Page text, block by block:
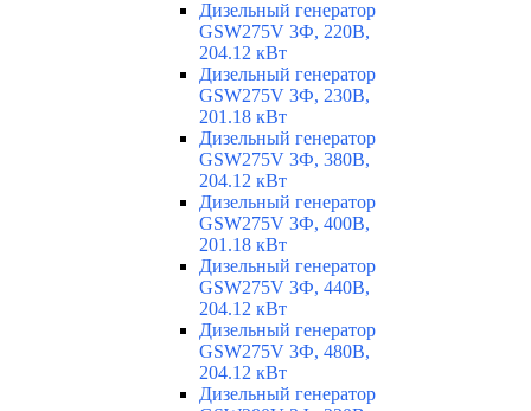
Дизельный генератор
GSW275V 3Ф, 220В,
204.12 кВт
Дизельный генератор
GSW275V 3Ф, 230В,
201.18 кВт
Дизельный генератор
GSW275V 3Ф, 380В,
204.12 кВт
Дизельный генератор
GSW275V 3Ф, 400В,
201.18 кВт
Дизельный генератор
GSW275V 3Ф, 440В,
204.12 кВт
Дизельный генератор
GSW275V 3Ф, 480В,
204.12 кВт
Дизельный генератор